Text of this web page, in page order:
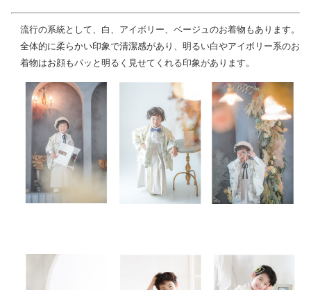
流行の系統として、白、アイボリー、ベージュのお着物もあります。
全体的に柔らかい印象で清潔感があり、明るい白やアイボリー系のお
着物はお顔もパッと明るく見せてくれる印象があります。